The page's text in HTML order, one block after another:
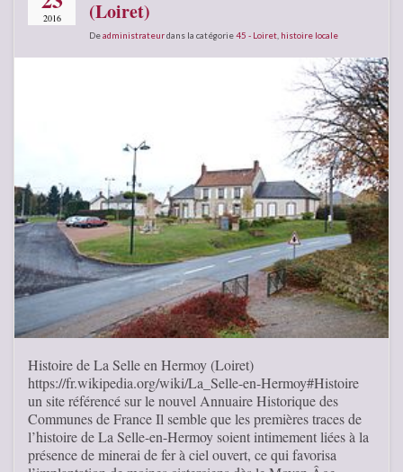
2016 (Loiret)
Deadministrateurdans la catégorie45 - Loiret histoire locale
Histoire de La Selle en Hermoy (Loiret)
https://fr.wikipedia.org/wiki/La_Selle-en-Hermoy#Histoire
un site référencé sur le nouvel Annuaire Historique des
Communes de France Il semble que les premières traces de
l’histoire de La Selle-en-Hermoy soient intimement liées à la
présence de minerai de fer à ciel ouvert, ce qui favorisa